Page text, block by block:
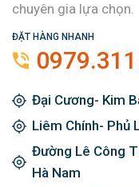
chuyên gia lựa chọn.
ĐẶT HÀNG NHANH
Đại Cương- Kim
Liêm Chính- Phủ
Đường Lê Công
Hà Nam